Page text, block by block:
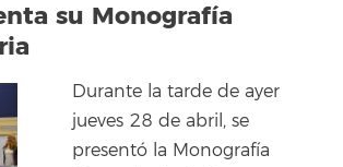
su Monografía
Durante la tarde de ayer
jueves 28 de abril, se
presentó la Monografía